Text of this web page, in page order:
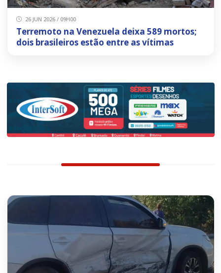
26 JUN 2026 / 09H00
Terremoto na Venezuela deixa 589 mortos;
dois brasileiros estão entre as vítimas